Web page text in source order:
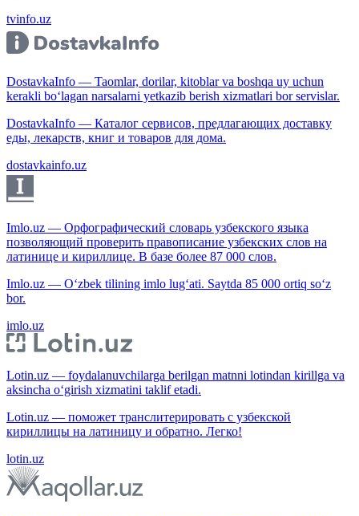
tvinfo.uz
DostavkaInfo — Taomlar, dorilar, kitoblar va boshqa uy uchun
kerakli bo‘lagan narsalarni yetkazib berish xizmatlari bor servislar.
DostavkaInfo — Каталог сервисов, предлагающих доставку
еды, лекарств, книг и товаров для дома.
dostavkainfo.uz
Imlo.uz — Орфографический словарь узбекского языка
позволяющий проверить правописание узбекских слов на
латинице и кириллице. В базе более 87 000 слов.
Imlo.uz — O‘zbek tilining imlo lug‘ati. Saytda 85 000 ortiq so‘z
bor.
imlo.uz
Lotin.uz — foydalanuvchilarga berilgan matnni lotindan kirillga va
aksincha o‘girish xizmatini taklif etadi.
Lotin.uz — поможет транслитерировать с узбекской
кириллицы на латиницу и обратно. Легко!
lotin.uz